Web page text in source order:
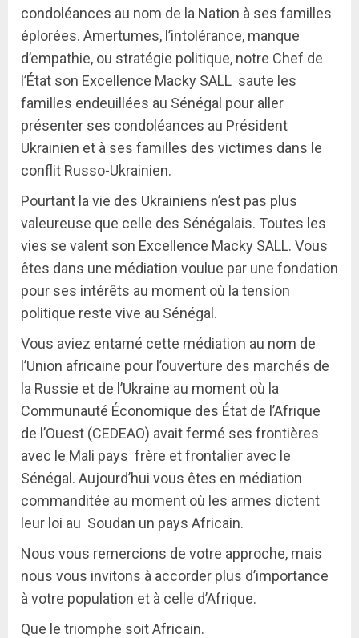
condoléances au nom de la Nation à ses familles
éplorées. Amertumes, l’intolérance, manque
d’empathie, ou stratégie politique, notre Chef de
l’État son Excellence Macky SALL saute les
familles endeuillées au Sénégal pour aller
présenter ses condoléances au Président
Ukrainien et à ses familles des victimes dans le
conflit Russo-Ukrainien.
Pourtant la vie des Ukrainiens n’est pas plus
valeureuse que celle des Sénégalais. Toutes les
vies se valent son Excellence Macky SALL. Vous
êtes dans une médiation voulue par une fondation
pour ses intérêts au moment où la tension
politique reste vive au Sénégal.
Vous aviez entamé cette médiation au nom de
l’Union africaine pour l’ouverture des marchés de
la Russie et de l’Ukraine au moment où la
Communauté Économique des État de l’Afrique
de l’Ouest (CEDEAO) avait fermé ses frontières
avec le Mali pays frère et frontalier avec le
Sénégal. Aujourd’hui vous êtes en médiation
commanditée au moment où les armes dictent
leur loi au Soudan un pays Africain.
Nous vous remercions de votre approche, mais
nous vous invitons à accorder plus d’importance
à votre population et à celle d’Afrique.
Que le triomphe soit Africain.